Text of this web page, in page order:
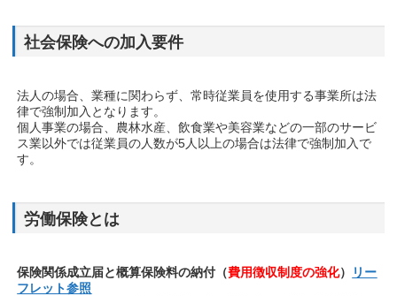
社会保険への加入要件
法人の場合、業種に関わらず、常時従業員を使用する事業所は法
律で強制加入となります。
個人事業の場合、農林水産、飲食業や美容業などの一部のサービ
ス業以外では従業員の人数が5人以上の場合は法律で強制加入で
す。
労働保険とは
保険関係成立届と概算保険料の納付（費用徴収制度の強化）
リー
フレット参照